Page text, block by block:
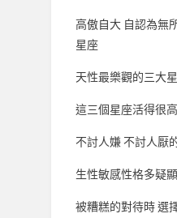
高傲自大 自認為無
星座
天性最樂觀的三大
這三個星座活得很
不討人嫌 不討人厭
生性敏感性格多疑
被糟糕的對待時 選